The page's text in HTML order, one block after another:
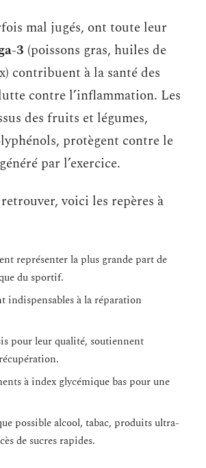
mal jugés, ont toute leur
3 (poissons gras, huiles de
contribuent à la santé des
contre l’inflammation. Les
des fruits et légumes,
protègent contre le
par l’exercice.
voici les repères à
représenter la plus grande part de
du sportif.
indispensables à la réparation
pour leur qualité, soutiennent
à index glycémique bas pour une
possible alcool, tabac, produits ultra-
de sucres rapides.